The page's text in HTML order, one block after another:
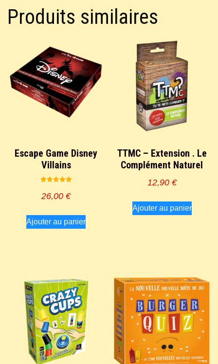
Produits similaires
Escape Game Disney
Villains
5.00
sur 5
26,00€
Ajouter au panier
TTMC – Extension . Le
Complément Naturel
12,90 €
Ajouter au panier